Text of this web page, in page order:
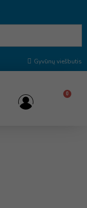
Gyvūnų viešbutis
0